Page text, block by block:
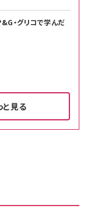
・グリコで学んだ
見る
5年 KLMEA128G
5年 KLMEA128G